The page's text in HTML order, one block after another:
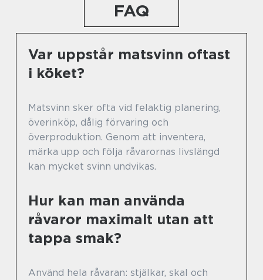
FAQ
Var uppstår matsvinn oftast
i köket?
Matsvinn sker ofta vid felaktig planering,
överinköp, dålig förvaring och
överproduktion. Genom att inventera,
märka upp och följa råvarornas livslängd
kan mycket svinn undvikas.
Hur kan man använda
råvaror maximalt utan att
tappa smak?
Använd hela råvaran: stjälkar, skal och